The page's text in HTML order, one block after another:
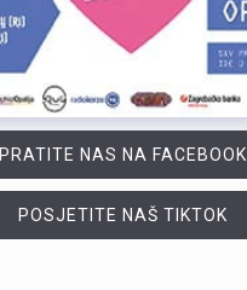
PRATITE NAS NA FACEBOOK
POSJETITE NAŠ TIKTOK